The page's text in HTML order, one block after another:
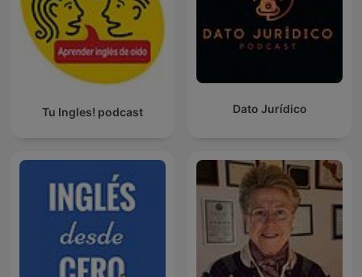
Tu Ingles! podcast Dato Jurídico